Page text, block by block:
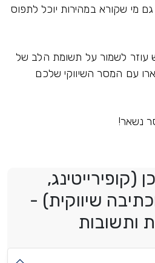
מי שקורא במהירות יוכל לתפוס
עוזר לשמור על תשומת הלב של
עם המסר השיווקי שלכם
נשאר!
(קופירייטינג,
שיווקית) -
ותשובות